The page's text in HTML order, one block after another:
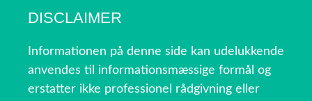
DISCLAIMER
Informationen på denne side kan udelukkende
anvendes til informationsmæssige formål og
erstatter ikke professionel rådgivning eller